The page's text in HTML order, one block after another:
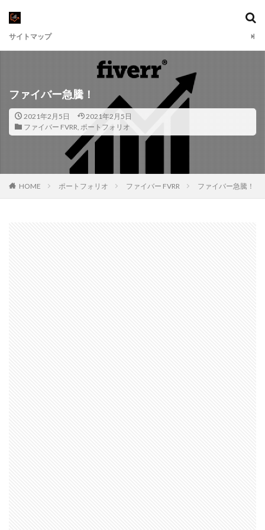
サイトマップ
ファイバー急騰！
2021年2月5日
2021年2月5日
ファイバー FVRR, ポートフォリオ
HOME ポートフォリオ ファイバー FVRR ファイバー急騰！